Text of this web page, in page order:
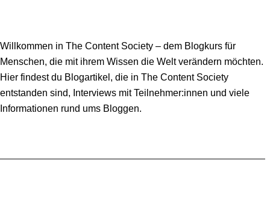
Willkommen in The Content Society – dem Blogkurs für
Menschen, die mit ihrem Wissen die Welt verändern möchten.
Hier findest du Blogartikel, die in The Content Society
entstanden sind, Interviews mit Teilnehmer:innen und viele
Informationen rund ums Bloggen.